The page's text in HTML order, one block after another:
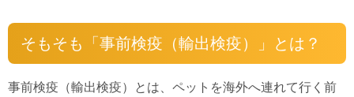
そもそも「事前検疫（輸出検疫）」とは？
事前検疫（輸出検疫）とは、ペットを海外へ連れて行く前